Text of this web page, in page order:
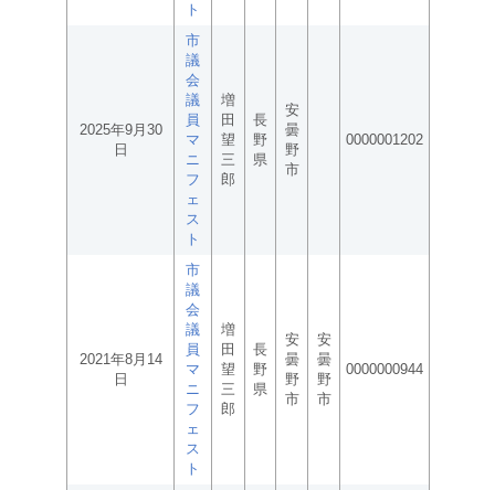
ト
2025年9月30
日
市
議
会
議
員
マ
ニ
フ
ェ
ス
ト
増
田
望
三
郎
長
野
県
安
曇
野
市
0000001202
2021年8月14
日
市
議
会
議
員
マ
ニ
フ
ェ
ス
ト
増
田
望
三
郎
長
野
県
安
曇
野
市
安
曇
野
市
0000000944